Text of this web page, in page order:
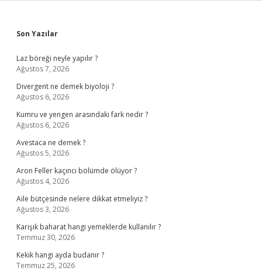
Sidebar
Son Yazılar
Laz böreği neyle yapılır ?
Ağustos 7, 2026
Divergent ne demek biyoloji ?
Ağustos 6, 2026
Kumru ve yengen arasındaki fark nedir ?
Ağustos 6, 2026
Avestaca ne demek ?
Ağustos 5, 2026
Aron Feller kaçıncı bölümde ölüyor ?
Ağustos 4, 2026
Aile bütçesinde nelere dikkat etmeliyiz ?
Ağustos 3, 2026
Karışık baharat hangi yemeklerde kullanılır ?
Temmuz 30, 2026
Kekik hangi ayda budanır ?
Temmuz 25, 2026